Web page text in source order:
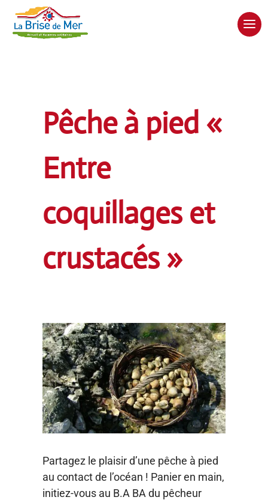
Pêche à pied «
Entre
coquillages et
crustacés »
Partagez le plaisir d’une pêche à pied
au contact de l’océan ! Panier en main,
initiez-vous au B.A BA du pêcheur